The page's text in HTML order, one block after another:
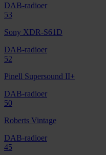
DAB-radioer
53
Sony XDR-S61D
DAB-radioer
52
Pinell Supersound II+
DAB-radioer
50
Roberts Vintage
DAB-radioer
45